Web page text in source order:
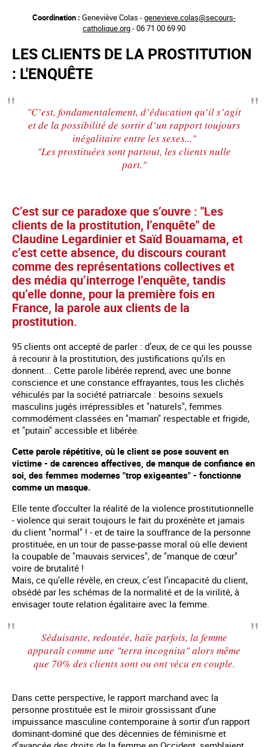
principal
Coordination : Geneviève Colas -genevieve.colas@secours-
catholique.org- 06 71 00 69 90
LES CLIENTS DE LA PROSTITUTION
: L'ENQUÊTE
"C’est, fondamentalement, d’éducation qu’il s’agit
et de la possibilité de sortir d’un rapport toujours
inégalitaire entre les sexes..."
"Les prostituées sont partout, les clients nulle
part."
C’est sur ce paradoxe que s’ouvre : "Les
clients de la prostitution, l’enquête" de
Claudine Legardinier et Saïd Bouamama, et
c’est cette absence, du discours courant
comme des représentations collectives et
des média qu’interroge l’enquête, tandis
qu’elle donne, pour la première fois en
France, la parole aux clients de la
prostitution.
95 clients ont accepté de parler : d’eux, de ce qui les pousse
à recourir à la prostitution, des justifications qu’ils en
donnent... Cette parole libérée reprend, avec une bonne
conscience et une constance effrayantes, tous les clichés
véhiculés par la société patriarcale : besoins sexuels
masculins jugés irrépressibles et "naturels", femmes
commodément classées en "maman" respectable et frigide,
et "putain" accessible et libérée.
Cette parole répétitive, où le client se pose souvent en
victime - de carences affectives, de manque de confiance en
soi, des femmes modernes "trop exigeantes" - fonctionne
comme un masque.
Elle tente d’occulter la réalité de la violence prostitutionnelle
- violence qui serait toujours le fait du proxénète et jamais
du client "normal" ! - et de taire la souffrance de la personne
prostituée, en un tour de passe-passe moral où elle devient
la coupable de "mauvais services", de "manque de cœur"
voire de brutalité !
Mais, ce qu’elle révèle, en creux, c’est l’incapacité du client,
obsédé par les schémas de la normalité et de la virilité, à
envisager toute relation égalitaire avec la femme.
Séduisante, redoutée, haïe parfois, la femme
apparaît comme une "terra incognita" alors même
que 70% des clients sont ou ont vécu en couple.
Dans cette perspective, le rapport marchand avec la
personne prostituée est le miroir grossissant d’une
impuissance masculine contemporaine à sortir d’un rapport
dominant-dominé que des décennies de féminisme et